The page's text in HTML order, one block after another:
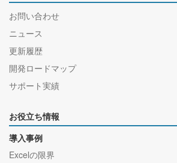
お問い合わせ
ニュース
更新履歴
開発ロードマップ
サポート実績
お役立ち情報
導入事例
Excelの限界